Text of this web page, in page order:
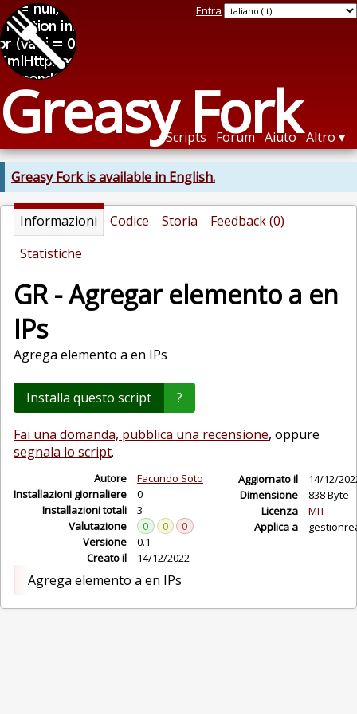
Greasy Fork
Entra
Scripts Forum Aiuto Altro
Greasy Fork is available in English.
Informazioni Codice Storia
Feedback (0)
Statistiche
GR - Agregar elemento a en
IPs
Agrega elemento a en IPs
Installa questo script ?
Fai una domanda, pubblica una recensione, oppure
segnala lo script.
Autore
Facundo Soto
Installazioni giornaliere
0
Installazioni totali
3
Valutazione
0 0
0
Versione
0.1
Creato il
14/12/2022
Aggiornato il
14/12/
Dimensione
838 Byte
Licenza
MIT
Applica a
Agrega elemento a en IPs